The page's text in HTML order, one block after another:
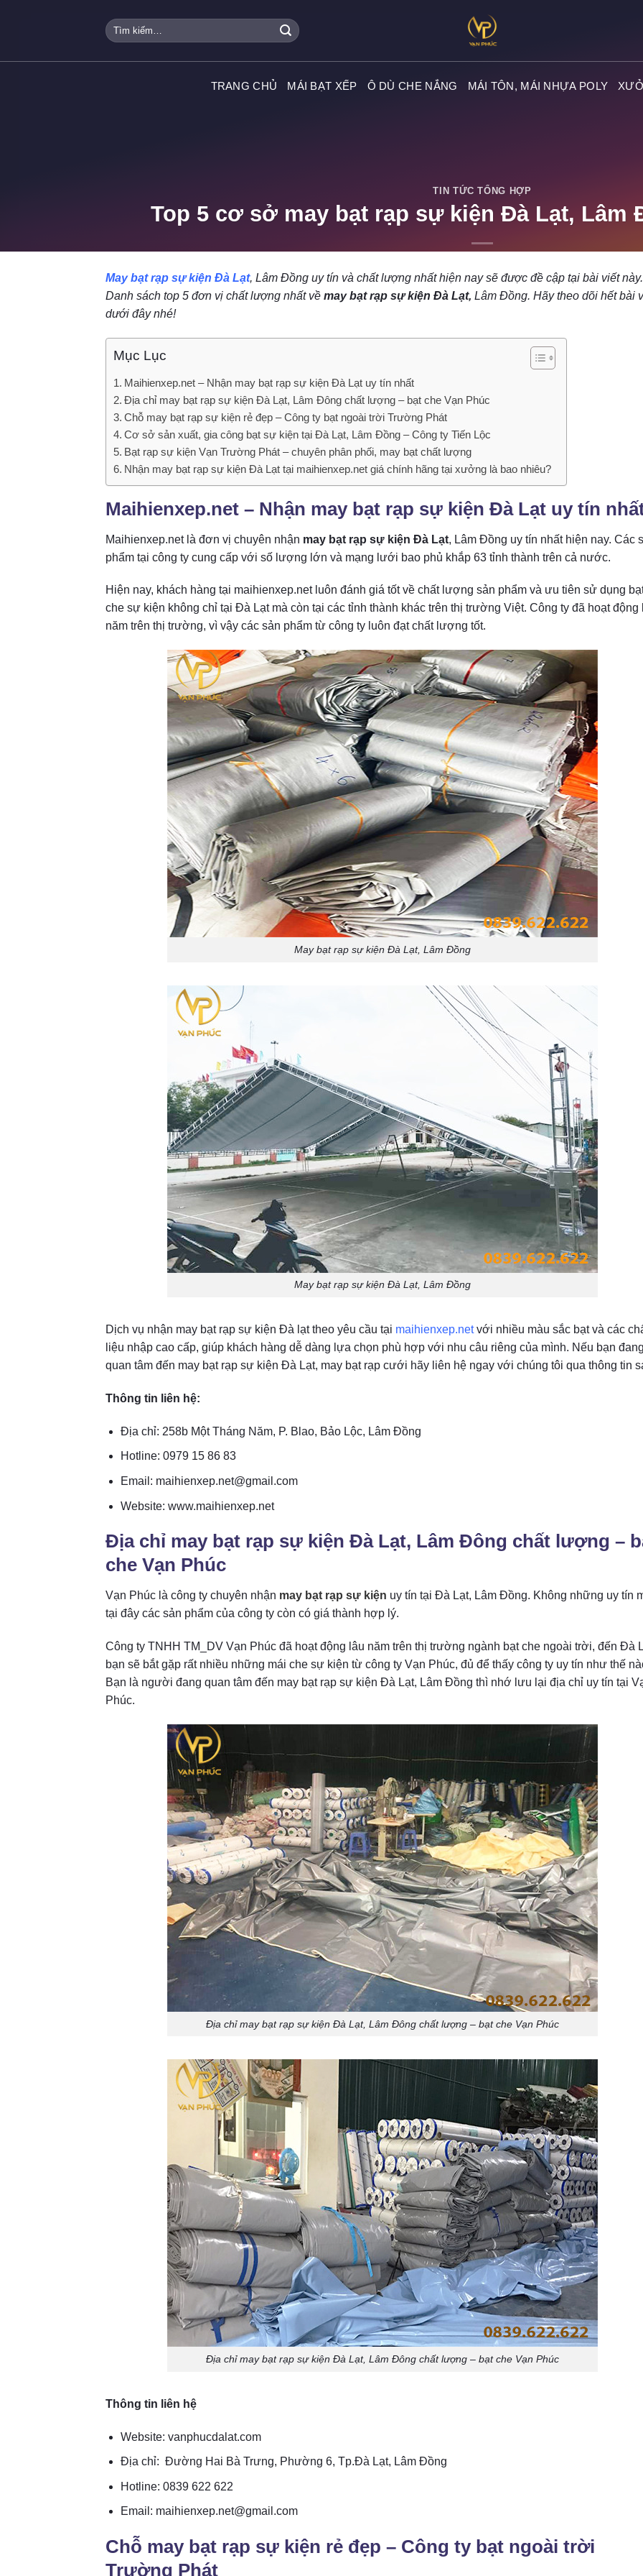
Tìm
kiếm:
TRANG CHỦ MÁI BẠT XẾP Ô DÙ CHE NẮNG MÁI TÔN, MÁI NHỰA POLY
TIN TỨC TỔNG HỢP
Top 5 cơ sở may bạt rạp sự kiện Đà Lạt, Lâm
May bạt rạp sự kiện Đà Lạt, Lâm Đồng uy tín và chất lượng nhất hiện nay sẽ được đề cập tại bài viết này.
Danh sách top 5 đơn vị chất lượng nhất về may bạt rạp sự kiện Đà Lạt, Lâm Đồng. Hãy theo dõi hết bài
dưới đây nhé!
Mục Lục
Maihienxep.net – Nhận may bạt rạp sự kiện Đà Lạt uy tín nhất
Địa chỉ may bạt rạp sự kiện Đà Lạt, Lâm Đông chất lượng – bạt che Vạn Phúc
Chỗ may bạt rạp sự kiện rẻ đẹp – Công ty bạt ngoài trời Trường Phát
Cơ sở sản xuất, gia công bạt sự kiện tại Đà Lạt, Lâm Đồng – Công ty Tiến Lộc
Bạt rạp sự kiện Vạn Trường Phát – chuyên phân phối, may bạt chất lượng
Nhận may bạt rạp sự kiện Đà Lạt tại maihienxep.net giá chính hãng tại xưởng là bao nhiêu?
Maihienxep.net – Nhận may bạt rạp sự kiện Đà Lạt uy tín
Maihienxep.net là đơn vị chuyên nhận may bạt rạp sự kiện Đà Lạt, Lâm Đồng uy tín nhất hiện nay. Các
phẩm tại công ty cung cấp với số lượng lớn và mạng lưới bao phủ khắp 63 tỉnh thành trên cả nước.
Hiện nay, khách hàng tại maihienxep.net luôn đánh giá tốt về chất lượng sản phẩm và ưu tiên sử dụng
che sự kiện không chỉ tại Đà Lạt mà còn tại các tỉnh thành khác trên thị trường Việt. Công ty đã hoạt động
năm trên thị trường, vì vậy các sản phẩm từ công ty luôn đạt chất lượng tốt.
May bạt rạp sự kiện Đà Lạt, Lâm Đồng
May bạt rạp sự kiện Đà Lạt, Lâm Đồng
Dịch vụ nhận may bạt rạp sự kiện Đà lạt theo yêu cầu tại maihienxep.netvới nhiều màu sắc bạt và các
liệu nhập cao cấp, giúp khách hàng dễ dàng lựa chọn phù hợp với nhu câu riêng của mình. Nếu bạn đang
quan tâm đến may bạt rạp sự kiện Đà Lạt, may bạt rạp cưới hãy liên hệ ngay với chúng tôi qua thông tin
Thông tin liên hệ:
Địa chỉ: 258b Một Tháng Năm, P. Blao, Bảo Lộc, Lâm Đồng
Hotline: 0979 15 86 83
Email: maihienxep.net@gmail.com
Website: www.maihienxep.net
Địa chỉ may bạt rạp sự kiện Đà Lạt, Lâm Đông chất lượng –
che Vạn Phúc
Vạn Phúc là công ty chuyên nhận may bạt rạp sự kiện uy tín tại Đà Lạt, Lâm Đồng. Không những uy tín
tại đây các sản phẩm của công ty còn có giá thành hợp lý.
Công ty TNHH TM_DV Vạn Phúc đã hoạt động lâu năm trên thị trường ngành bạt che ngoài trời, đến Đà
bạn sẽ bắt gặp rất nhiều những mái che sự kiện từ công ty Vạn Phúc, đủ để thấy công ty uy tín như thế
Bạn là người đang quan tâm đến may bạt rạp sự kiện Đà Lạt, Lâm Đồng thì nhớ lưu lại địa chỉ uy tín tại
Phúc.
Địa chỉ may bạt rạp sự kiện Đà Lạt, Lâm Đông chất lượng – bạt che Vạn Phúc
Địa chỉ may bạt rạp sự kiện Đà Lạt, Lâm Đông chất lượng – bạt che Vạn Phúc
Thông tin liên hệ
Website: vanphucdalat.com
Địa chỉ: Đường Hai Bà Trưng, Phường 6, Tp.Đà Lạt, Lâm Đồng
Hotline: 0839 622 622
Email: maihienxep.net@gmail.com
Chỗ may bạt rạp sự kiện rẻ đẹp – Công ty bạt ngoài trời
Trường Phát